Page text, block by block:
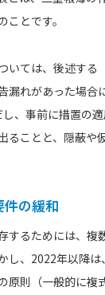
とです。
いては、後述する
漏れがあった場合
、事前に措置の
ることと、隠蔽や
の緩和
するためには、複
し、2022年以降
原則（一般的に複